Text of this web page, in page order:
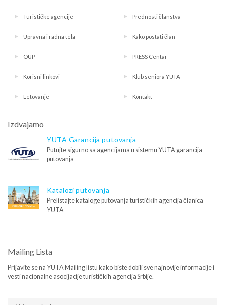
Turističke agencije Prednosti članstva
Upravna i radna tela Kako postati član
OUP PRESS Centar
Korisni linkovi Klub seniora YUTA
Letovanje Kontakt
Izdvajamo
YUTA Garancija putovanja
Putujte sigurno sa agencijama u sistemu YUTA garancija
putovanja
Katalozi putovanja
Prelistajte kataloge putovanja turističkih agencija članica
YUTA
Mailing Lista
Prijavite se na YUTA Mailing listu kako biste dobili sve najnovije informacije i
vesti nacionalne asocijacije turističkih agencija Srbije.